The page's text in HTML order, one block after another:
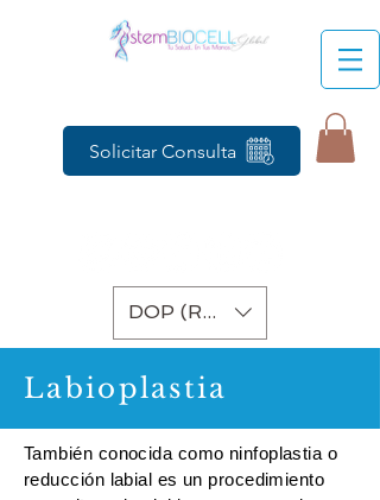
Solicitar Consulta
DOP (RD$)
Labioplastia
También conocida como ninfoplastia o
reducción labial es un procedimiento